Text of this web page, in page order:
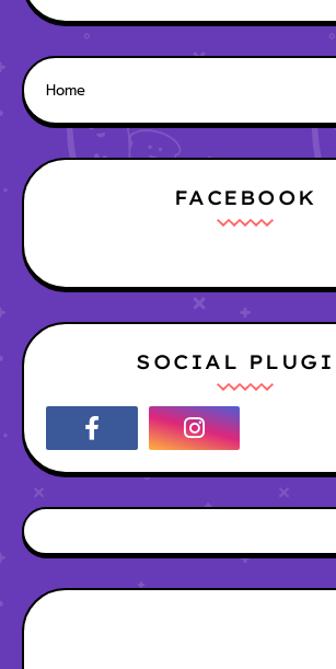
Home
FACEBOOK
SOCIAL